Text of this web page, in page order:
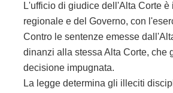
L'ufficio di giudice dell'Alta Corte
regionale e del Governo, con
Contro le sentenze emesse
dinanzi alla stessa Alta Corte, che
decisione impugnata.
La legge determina gli illeciti